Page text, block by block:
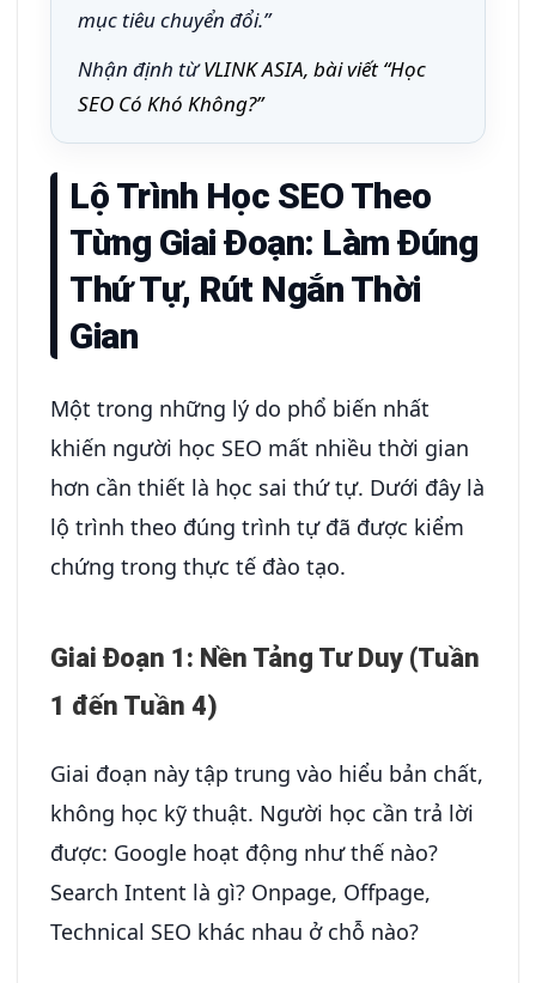
mục tiêu chuyển đổi.”
Nhận định từVLINK ASIA, bài viết “Học
SEO Có Khó Không?”
Lộ Trình Học SEO Theo
Từng Giai Đoạn: Làm Đúng
Thứ Tự, Rút Ngắn Thời
Gian
Một trong những lý do phổ biến nhất
khiến người học SEO mất nhiều thời gian
hơn cần thiết là học sai thứ tự. Dưới đây là
lộ trình theo đúng trình tự đã được kiểm
chứng trong thực tế đào tạo.
Giai Đoạn 1: Nền Tảng Tư Duy (Tuần
1 đến Tuần 4)
Giai đoạn này tập trung vào hiểu bản chất,
không học kỹ thuật. Người học cần trả lời
được: Google hoạt động như thế nào?
Search Intent là gì? Onpage, Offpage,
Technical SEO khác nhau ở chỗ nào?